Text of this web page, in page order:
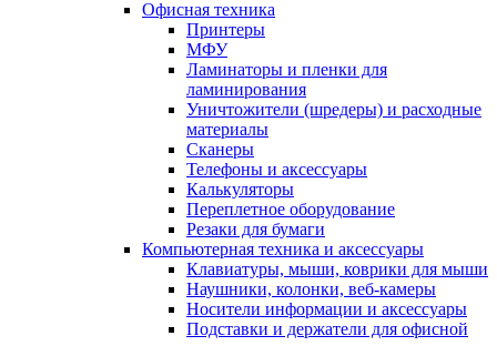
Офисная техника
Принтеры
МФУ
Ламинаторы и пленки для
ламинирования
Уничтожители (шредеры) и расходные
материалы
Сканеры
Телефоны и аксессуары
Калькуляторы
Переплетное оборудование
Резаки для бумаги
Компьютерная техника и аксессуары
Клавиатуры, мыши, коврики для мыши
Наушники, колонки, веб-камеры
Носители информации и аксессуары
Подставки и держатели для офисной